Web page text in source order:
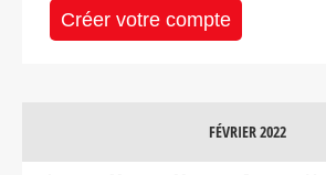
Créer votre compte
FÉVRIER 2022